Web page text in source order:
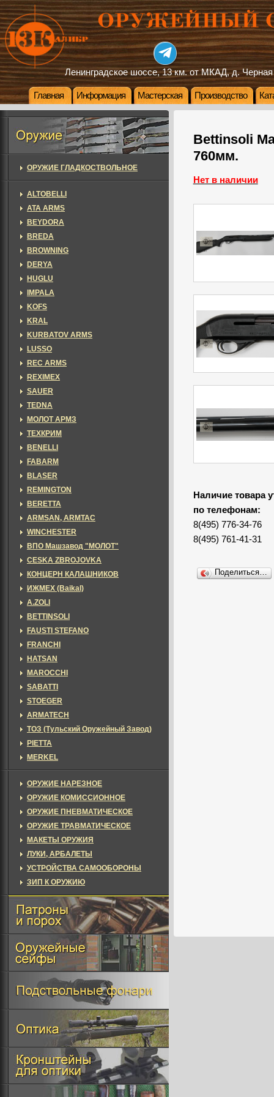
Ленинградское шоссе, 13 км. от МКАД, д. Черная
Главная Информация Мастерская Производство
Bettinsoli
760мм.
Нет в наличии
Наличие товара
по телефонам:
8(495) 776-34-76
8(495) 761-41-31
Поделиться…
ОРУЖИЕ ГЛАДКОСТВОЛЬНОЕ
ALTOBELLI
ATA ARMS
BEYDORA
BREDA
BROWNING
DERYA
HUGLU
IMPALA
KOFS
KRAL
KURBATOV ARMS
LUSSO
REC ARMS
REXIMEX
SAUER
TEDNA
МОЛОТ АРМЗ
ТЕХКРИМ
BENELLI
FABARM
BLASER
REMINGTON
BERETTA
ARMSAN, ARMTAC
WINCHESTER
ВПО Машзавод "МОЛОТ"
CESKA ZBROJOVKA
КОНЦЕРН КАЛАШНИКОВ
ИЖМЕХ (Baikal)
A.ZOLI
BETTINSOLI
FAUSTI STEFANO
FRANCHI
HATSAN
MAROCCHI
SABATTI
STOEGER
ARMATECH
ТОЗ (Тульский Оружейный Завод)
PIETTA
MERKEL
ОРУЖИЕ НАРЕЗНОЕ
ОРУЖИЕ КОМИССИОННОЕ
ОРУЖИЕ ПНЕВМАТИЧЕСКОЕ
ОРУЖИЕ ТРАВМАТИЧЕСКОЕ
МАКЕТЫ ОРУЖИЯ
ЛУКИ, АРБАЛЕТЫ
УСТРОЙСТВА САМООБОРОНЫ
ЗИП К ОРУЖИЮ